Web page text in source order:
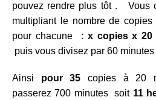
pouvez rendre plus tôt . Vous
multipliant le nombre de
pour chacune : x copies x 20
puis vous divisez par 60
Ainsi pour 35 copies à 20
passerez 700 minutes soit 11